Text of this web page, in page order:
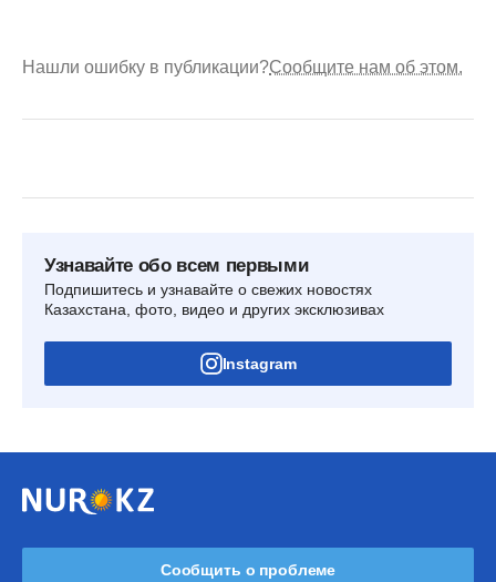
Нашли ошибку в публикации?Сообщите нам об этом.
Узнавайте обо всем первыми
Подпишитесь и узнавайте о свежих новостях
Казахстана, фото, видео и других эксклюзивах
Instagram
Сообщить о проблеме